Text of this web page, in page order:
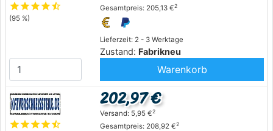
starstarstarstarstar_half
(95 %)
Lieferzeit: 2 - 3 Werktage
Zustand: Fabrikneu
Gesamtpreis: 205,13 €2
Warenkorb
starstarstarstarstar_half
202,97 €
Versand: 5,95 €2
Gesamtpreis: 208,92 €2